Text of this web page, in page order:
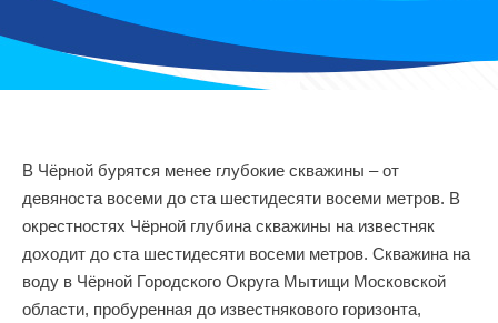
В Чёрной бурятся менее глубокие скважины – от
девяноста восеми до ста шестидесяти восеми метров. В
окрестностях Чёрной глубина скважины на известняк
доходит до ста шестидесяти восеми метров. Скважина на
воду в Чёрной Городского Округа Мытищи Московской
области, пробуренная до известнякового горизонта,